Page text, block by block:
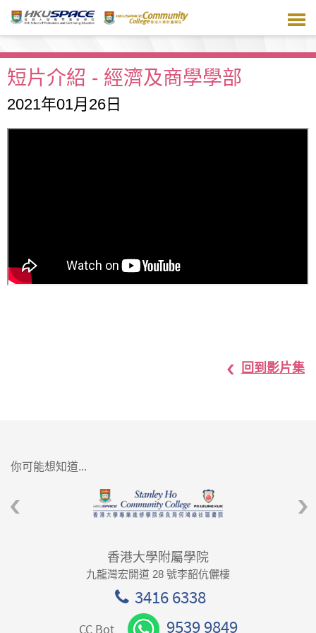
主
容短片介紹 - 經濟及商學學部
2021年01月26日
回到影片集
你可能想知道...
香港大學附屬學院
九龍灣宏開道 28 號李韶伉儷樓
3416 6338
CC Bot 9539 9849